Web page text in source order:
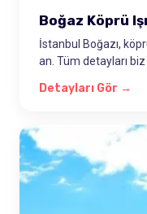
Boğaz Köprü
İstanbul Boğazı,
an. Tüm detayları biz
Detayları Gör →